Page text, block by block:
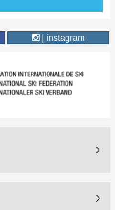
| instagram